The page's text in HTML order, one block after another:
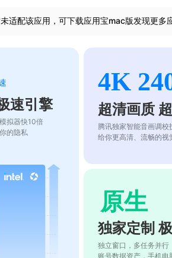
适配该应用，可下载应用宝mac版发现更多
速引擎
拟器快10倍
的隐私
4K
超清画质
腾讯独家智能音画调校
给你更高清、流畅的视
原生
独家定制
独立窗口，多任务并行
账号数据资产，手机电